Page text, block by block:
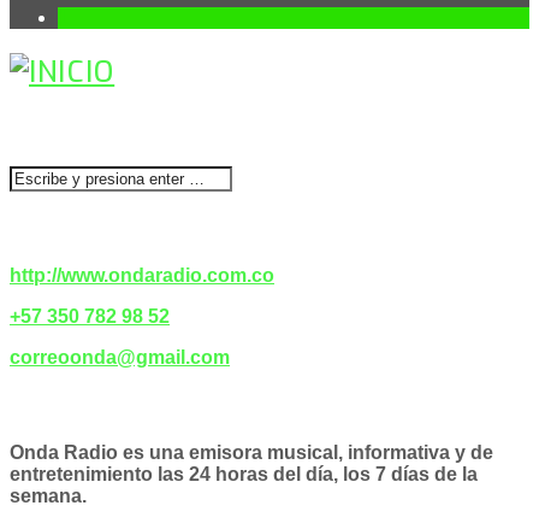
http://www.ondaradio.com.co
+57 350 782 98 52
correoonda@gmail.com
Onda Radio es una emisora musical, informativa y de
entretenimiento las 24 horas del día, los 7 días de la
semana.